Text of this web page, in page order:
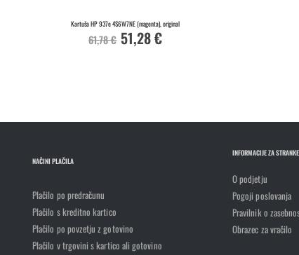
Kartuša HP 937e 4S6W7NE (magenta), original
61,78 € Akcijska
cena
51,28 €
NAČINI PLAČILA
Plačilo po predračunu
Plačilo s kreditno kartico
Plačilo po povzetju z gotovino
Plačilo v trgovini s kartico ali gotovino
INFORMACIJE ZA STRANKE
O podjetju
Pogoji poslovanja
Pravilnik o
Obrazec za vračilo